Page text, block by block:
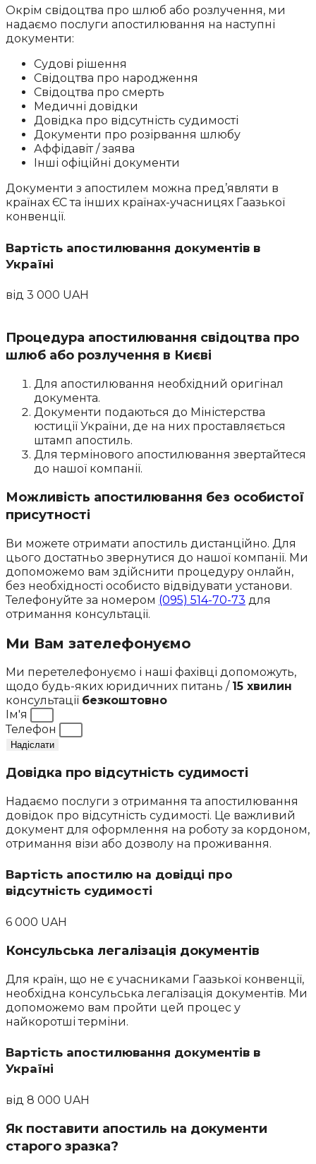
Окрім свідоцтва про шлюб або розлучення, ми
надаємо послуги апостилювання на наступні
документи:
Судові рішення
Свідоцтва про народження
Свідоцтва про смерть
Медичні довідки
Довідка про відсутність судимості
Документи про розірвання шлюбу
Аффідавіт / заява
Інші офіційні документи
Документи з апостилем можна пред’являти в
країнах ЄС та інших країнах-учасницях Гаазької
конвенції.
Вартість апостилювання документів в
Україні
від 3 000 UAH
Процедура апостилювання свідоцтва про
шлюб або розлучення в Києві
Для апостилювання необхідний оригінал
документа.
Документи подаються до Міністерства
юстиції України, де на них проставляється
штамп апостиль.
Для термінового апостилювання звертайтеся
до нашої компанії.
Можливість апостилювання без особистої
присутності
Ви можете отримати апостиль дистанційно. Для
цього достатньо звернутися до нашої компанії. Ми
допоможемо вам здійснити процедуру онлайн,
без необхідності особисто відвідувати установи.
Телефонуйте за номером (095) 514-70-73 для
отримання консультації.
Ми Вам зателефонуємо
Ми перетелефонуємо і наші фахівці допоможуть,
щодо будь-яких юридичних питань / 15 хвилин
консультації безкоштовно
Ім'я
Телефон
Надіслати
Довідка про відсутність судимості
Надаємо послуги з отримання та апостилювання
довідок про відсутність судимості. Це важливий
документ для оформлення на роботу за кордоном,
отримання візи або дозволу на проживання.
Вартість апостилю на довідці про
відсутність судимості
6 000 UAH
Консульська легалізація документів
Для країн, що не є учасниками Гаазької конвенції,
необхідна консульська легалізація документів. Ми
допоможемо вам пройти цей процес у
найкоротші терміни.
Вартість апостилювання документів в
Україні
від 8 000 UAH
Як поставити апостиль на документи
старого зразка?